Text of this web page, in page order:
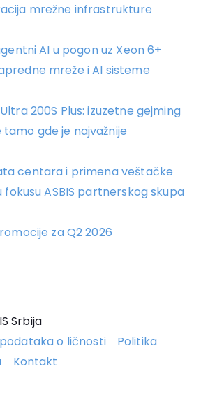
mrežne infrastrukture
AI u pogon uz Xeon 6+
mreže i AI sisteme
200S Plus: izuzetne gejming
gde je najvažnije
centara i primena veštačke
ASBIS partnerskog skupa
za Q2 2026
Srbija
o ličnosti
Politika
Kontakt